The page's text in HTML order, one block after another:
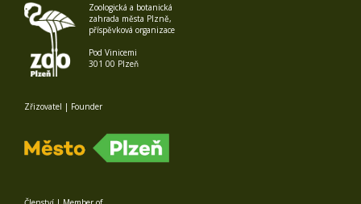
Zoologická a botanická
zahrada města Plzně,
příspěvková organizace
Pod Vinicemi
301 00 Plzeň
Zřizovatel | Founder